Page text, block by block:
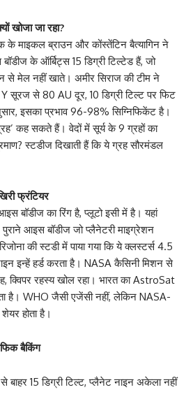
खोजा जा रहा?
के माइकल ब्राउन और कोंस्तेंटिन बैत्यागिन ने
के ऑर्बिट्स 15 डिग्री टिल्टेड हैं, जो
से मेल नहीं खाते। अमीर सिराज की टीम ने
सूरज से 80 AU दूर, 10 डिग्री टिल्ट पर फिट
इसका प्रभाव 96-98% सिग्निफिकेंट है।
कह सकते हैं। वेदों में सूर्य के 9 ग्रहों का
स्टडीज दिखाती हैं कि ये ग्रह सौरमंडल
फ्रंटियर
बॉडीज का रिंग है, प्लूटो इसी में है। यहां
पुराने आइस बॉडीज जो प्लैनेटरी माइग्रेशन
की स्टडी में पाया गया कि ये क्लस्टर्स 4.5
इन्हें हर्ड करता है। NASA कैसिनी मिशन से
क्विपर रहस्य खोल रहा। भारत का AstroSat
है। WHO जैसी एजेंसी नहीं, लेकिन NASA-
होता है।
बैकिंग
बाहर 15 डिग्री टिल्ट, प्लैनेट नाइन अकेला नहीं